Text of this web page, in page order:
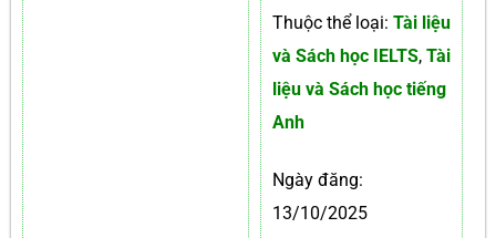
Thuộc thể loại: Tài liệu
và Sách học IELTS, Tài
liệu và Sách học tiếng
Anh
Ngày đăng:
13/10/2025